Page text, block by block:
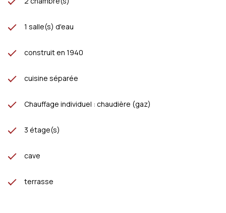
1 salle(s) d'eau
construit en 1940
cuisine séparée
Chauffage individuel : chaudière (gaz)
3 étage(s)
cave
terrasse